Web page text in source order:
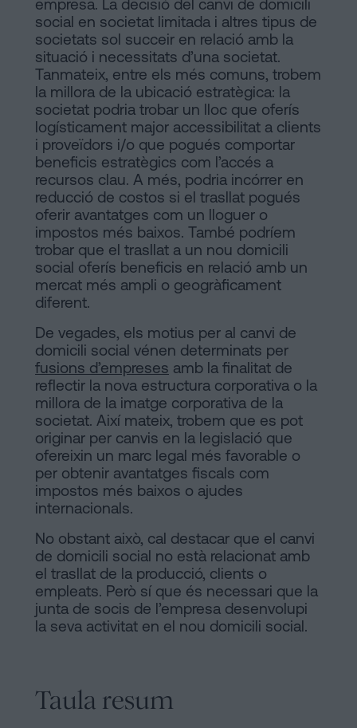
empresa. La decisió del canvi de domicili
social en societat limitada i altres tipus de
societats sol succeir en relació amb la
situació i necessitats d’una societat.
Tanmateix, entre els més comuns, trobem
la millora de la ubicació estratègica: la
societat podria trobar un lloc que oferís
logísticament major accessibilitat a clients
i proveïdors i/o que pogués comportar
beneficis estratègics com l’accés a
recursos clau. A més, podria incórrer en
reducció de costos si el trasllat pogués
oferir avantatges com un lloguer o
impostos més baixos. També podríem
trobar que el trasllat a un nou domicili
social oferís beneficis en relació amb un
mercat més ampli o geogràficament
diferent.
De vegades, els motius per al canvi de
domicili social vénen determinats per
fusions d’empreses amb la finalitat de
reflectir la nova estructura corporativa o la
millora de la imatge corporativa de la
societat. Així mateix, trobem que es pot
originar per canvis en la legislació que
ofereixin un marc legal més favorable o
per obtenir avantatges fiscals com
impostos més baixos o ajudes
internacionals.
No obstant això, cal destacar que el canvi
de domicili social no està relacionat amb
el trasllat de la producció, clients o
empleats. Però sí que és necessari que la
junta de socis de l’empresa desenvolupi
la seva activitat en el nou domicili social.
Taula resum